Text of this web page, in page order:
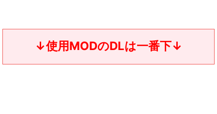
↓使用MODのDLは一番下↓